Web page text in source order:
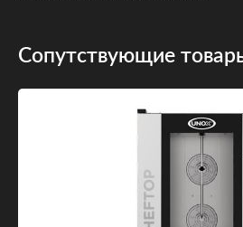
Сопутствующие